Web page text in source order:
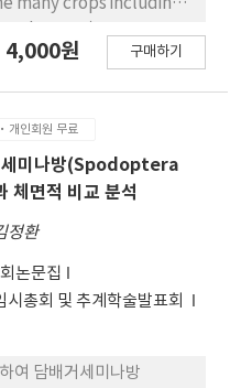
many crops including
of the
A total of 41,895
from 18th July to
Yeongamgun was
gun (12,709) and
seasonal
was increased from
peak occurrence
field area and
4,000원 구매하기
개인회원 무료
세미나방(Spodoptera
면적 비교 분석
정환
논문집
총회 및 추계학술발표회
여 담배거세미나방